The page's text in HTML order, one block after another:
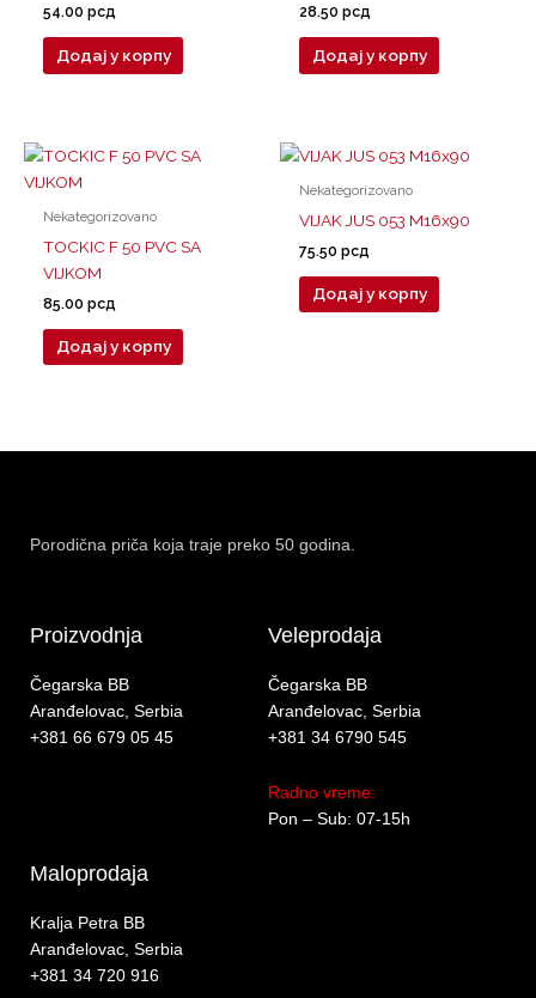
54.00рсд
Додај у корпу
28.50рсд
Додај у корпу
Nekategorizovano
TOCKIC F 50 PVC SA
VIJKOM
85.00рсд
Додај у корпу
Nekategorizovano
VIJAK JUS 053 M16x90
75.50рсд
Додај у корпу
Porodična priča koja traje preko 50 godina.
Proizvodnja
Čegarska BB
Aranđelovac, Serbia
+381 66 679 05 45
Veleprodaja
Čegarska BB
Aranđelovac, Serbia
+381 34 6790 545
Radno vreme:
Pon – Sub: 07-15h
Maloprodaja
Kralja Petra BB
Aranđelovac, Serbia
+381 34 720 916